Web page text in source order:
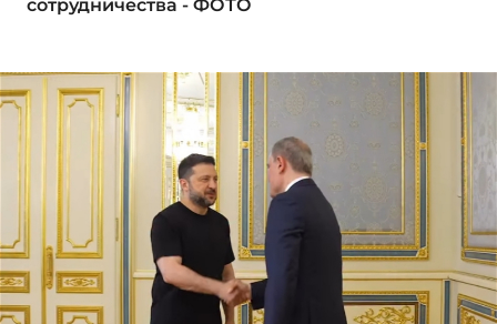
сотрудничества - ФОТО